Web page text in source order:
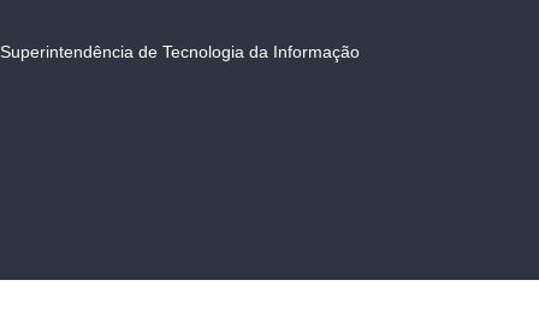
Superintendência de Tecnologia da Informação